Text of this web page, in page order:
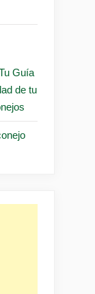
Guía
de tu